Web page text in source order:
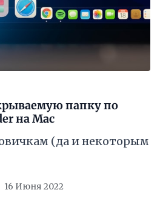
папку по
на Mac
(да и некоторым
16 Июня 2022